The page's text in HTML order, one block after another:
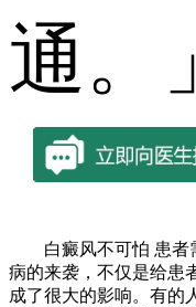
通。
白癜风不可怕 患者
病的来袭，不仅是给患
成了很大的影响。有的